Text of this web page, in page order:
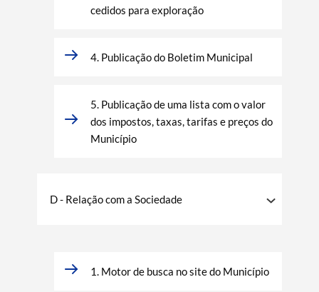
cedidos para exploração
4. Publicação do Boletim Municipal
5. Publicação de uma lista com o valor
dos impostos, taxas, tarifas e preços do
Município
D - Relação com a Sociedade
1. Motor de busca no site do Município